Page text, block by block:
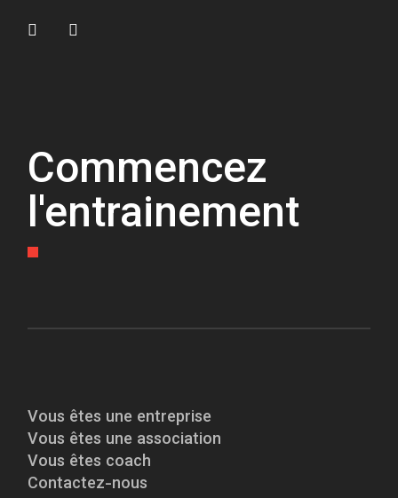
Commencez
l'entrainement
Vous êtes une entreprise
Vous êtes une association
Vous êtes coach
Contactez-nous